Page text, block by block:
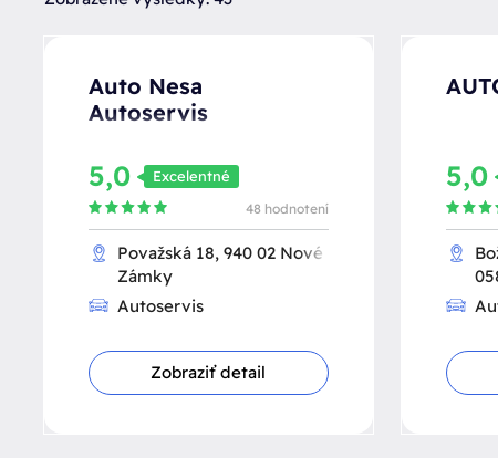
Auto Nesa
Autoservis
5,0 Excelentné
48 hodnotení
Považská 18, 940 02 Nové
Zámky
Autoservis
Zobraziť detail
5,0